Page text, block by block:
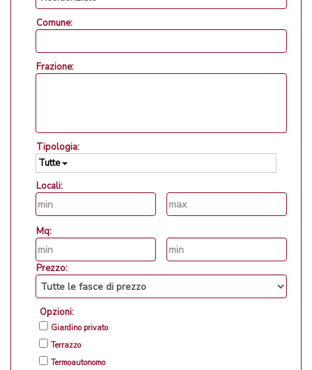
Comune:
Frazione:
Tipologia:
Tutte
Locali:
Mq:
Prezzo:
Opzioni:
Giardino privato
Terrazzo
Termoautonomo